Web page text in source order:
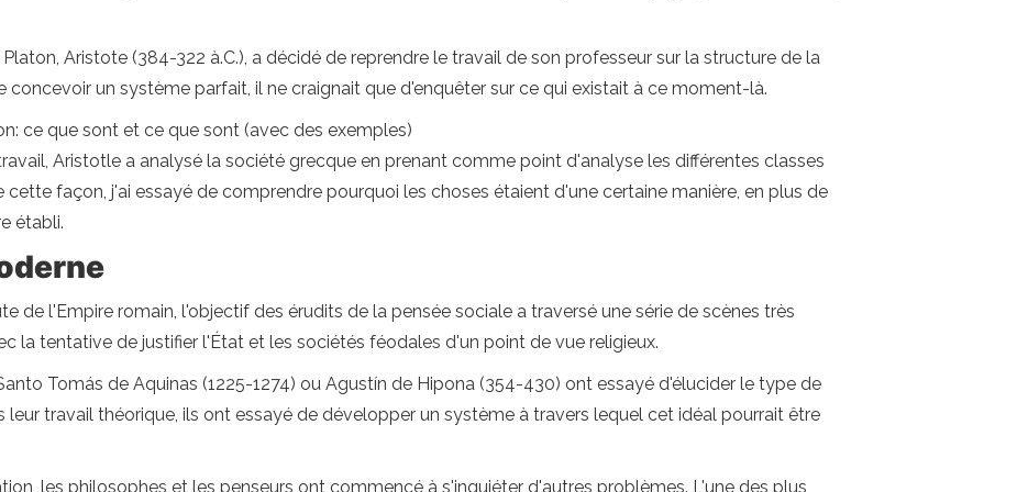
Aristote (384-322 à.C.), a décidé de reprendre le travail de son professeur sur la structure de la
concevoir un système parfait, il ne craignait que d'enquêter sur ce qui existait à ce moment-là.
ce que sont et ce que sont (avec des exemples)
Aristotle a analysé la société grecque en prenant comme point d'analyse les différentes classes
façon, j'ai essayé de comprendre pourquoi les choses étaient d'une certaine manière, en plus de
établi.
de l'Empire romain, l'objectif des érudits de la pensée sociale a traversé une série de scènes très
la tentative de justifier l'État et les sociétés féodales d'un point de vue religieux.
Tomás de Aquinas (1225-1274) ou Agustín de Hipona (354-430) ont essayé d'élucider le type de
leur travail théorique, ils ont essayé de développer un système à travers lequel cet idéal pourrait être
les philosophes et les penseurs ont commencé à s'inquiéter d'autres problèmes. L'une des plus